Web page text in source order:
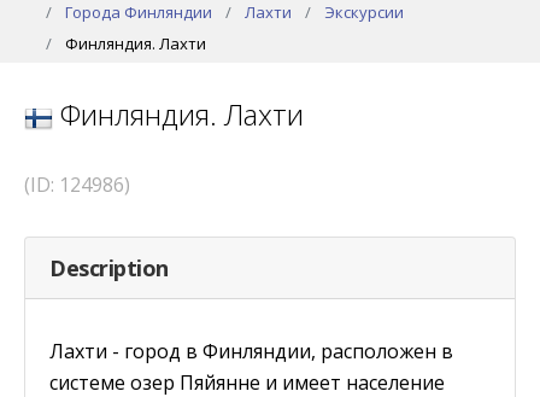
Города Финляндии
Лахти
Экскурсии
Финляндия. Лахти
Финляндия. Лахти
(ID: 124986)
Description
Лахти - город в Финляндии, расположен в
системе озер Пяйянне и имеет население